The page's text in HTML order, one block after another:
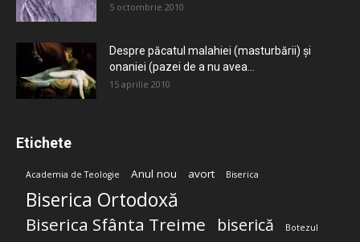
5 octombrie 2010
Despre păcatul malahiei (masturbării) şi
onaniei (pazei de a nu avea...
15 aprilie 2010
Etichete
Academia de Teologie Anul nou avort Biserica
Biserica Ortodoxă
Biserica Sfânta Treime biserică Botezul